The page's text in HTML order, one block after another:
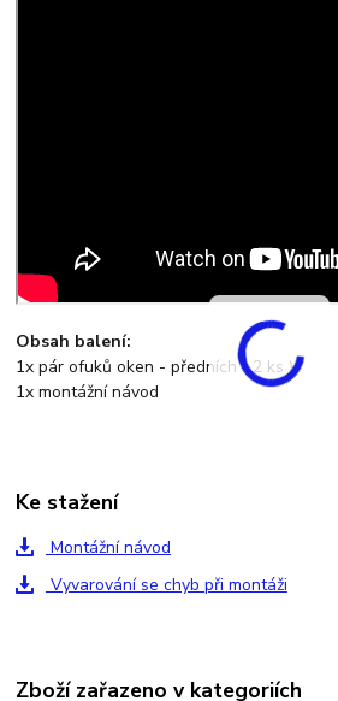
Obsah balení:
1x pár ofuků oken - předních ( 2 ks )
1x montážní návod
Ke stažení
Montážní návod
Vyvarování se chyb při montáži
Zboží zařazeno v kategoriích